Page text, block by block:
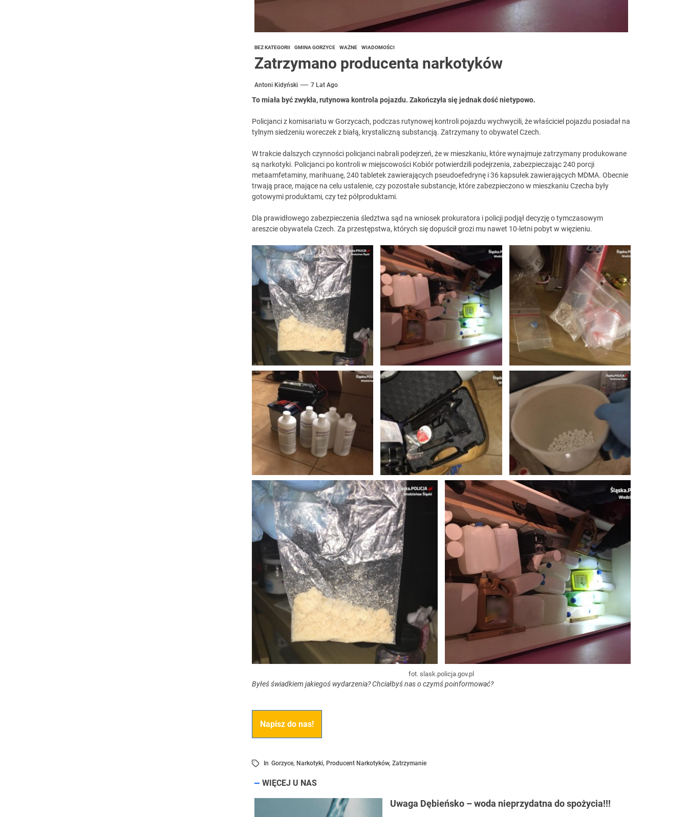
BEZ KATEGORII GMINA GORZYCE WAŻNE WIADOMOŚCI
Zatrzymano producenta narkotyków
Antoni Kidyński 7 Lat Ago
To miała być zwykła, rutynowa kontrola pojazdu. Zakończyła się jednak dość nietypowo.
Policjanci z komisariatu w Gorzycach, podczas rutynowej kontroli pojazdu wychwycili, że właściciel pojazdu posiadał na
tylnym siedzeniu woreczek z białą, krystaliczną substancją. Zatrzymany to obywatel Czech.
W trakcie dalszych czynności policjanci nabrali podejrzeń, że w mieszkaniu, które wynajmuje zatrzymany produkowane
są narkotyki. Policjanci po kontroli w miejscowości Kobiór potwierdzili podejrzenia, zabezpieczając 240 porcji
metaamfetaminy, marihuanę, 240 tabletek zawierających pseudoefedrynę i 36 kapsułek zawierających MDMA. Obecnie
trwają prace, mające na celu ustalenie, czy pozostałe substancje, które zabezpieczono w mieszkaniu Czecha były
gotowymi produktami, czy też półproduktami.
Dla prawidłowego zabezpieczenia śledztwa sąd na wniosek prokuratora i policji podjął decyzję o tymczasowym
areszcie obywatela Czech. Za przestępstwa, których się dopuścił grozi mu nawet 10-letni pobyt w więzieniu.
fot. slask.policja.gov.pl
Byłeś świadkiem jakiegoś wydarzenia? Chciałbyś nas o czymś poinformować?
Napisz do nas!
In Gorzyce, Narkotyki, Producent Narkotyków, Zatrzymanie
WIĘCEJ U NAS
Uwaga Dębieńsko – woda nieprzydatna do spożycia!!!